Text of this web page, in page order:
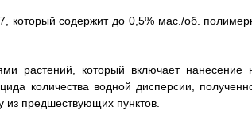
который содержит до 0,5% мас./об.
растений, который включает нанесение
количества водной дисперсии,
из предшествующих пунктов.